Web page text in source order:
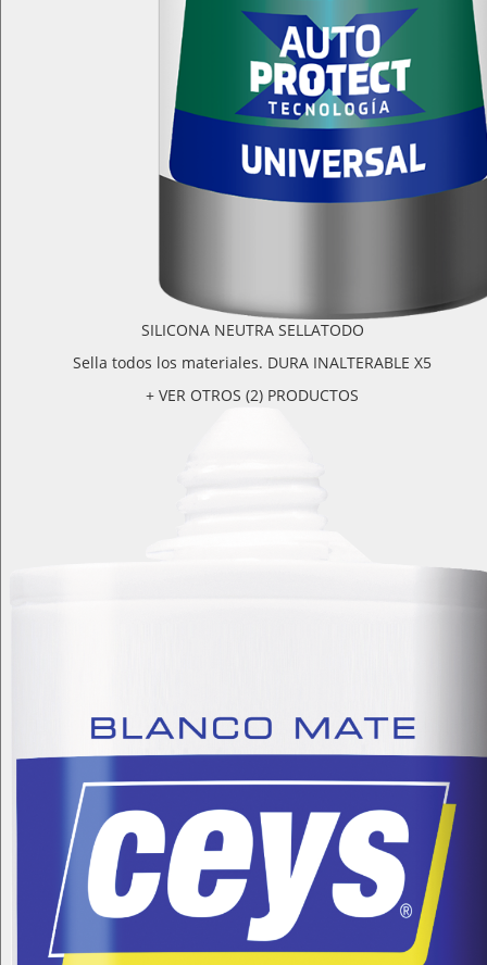
SILICONA NEUTRA SELLATODO
Sella todos los materiales. DURA INALTERABLE X5
+ VER OTROS (2) PRODUCTOS